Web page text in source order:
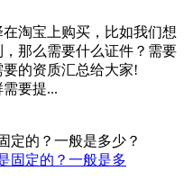
淘宝上购买，比如我们想
那么需要什么证件？需要
要的资质汇总给大家!
要提...
定的？一般是多少？